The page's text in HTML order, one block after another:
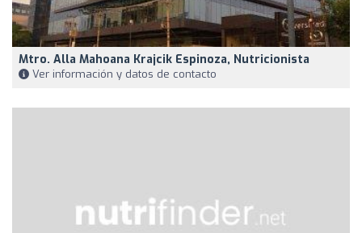
Mtro. Alla Mahoana Krajcik Espinoza, Nutricionista
Ver información y datos de contacto